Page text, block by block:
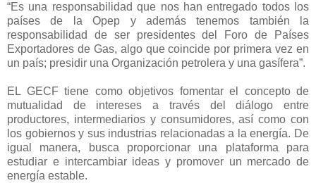
a
c
i
a
d
d
e
T
“Es una responsabilidad que nos han entregado todos los
países de la Opep y además tenemos también la
responsabilidad de ser presidentes del Foro de Países
Exportadores de Gas, algo que coincide por primera vez en
un país; presidir una Organización petrolera y una gasífera”.
EL GECF tiene como objetivos fomentar el concepto de
mutualidad de intereses a través del diálogo entre
productores, intermediarios y consumidores, así como con
los gobiernos y sus industrias relacionadas a la energía. De
igual manera, busca proporcionar una plataforma para
estudiar e intercambiar ideas y promover un mercado de
energía estable.